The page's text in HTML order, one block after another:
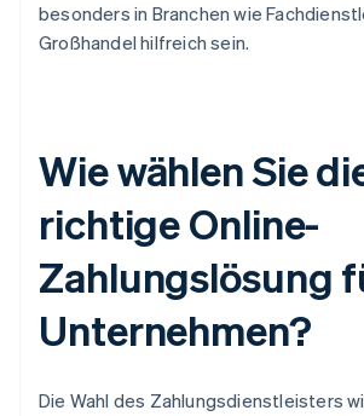
besonders in Branchen wie
Großhandel hilfreich sein.
Wie wählen Sie
richtige Online-
Zahlungslösung
Unternehmen?
Die Wahl des Zahlungsdienstleisters